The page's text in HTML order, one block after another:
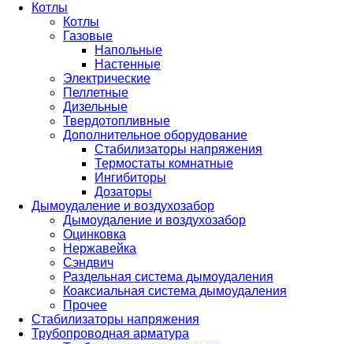
Котлы
Котлы
Газовые
Напольные
Настенные
Электрические
Пеллетные
Дизельные
Твердотопливные
Дополнительное оборудование
Стабилизаторы напряжения
Термостаты комнатные
Ингибиторы
Дозаторы
Дымоудаление и воздухозабор
Дымоудаление и воздухозабор
Оцинковка
Нержавейка
Сэндвич
Раздельная система дымоудаления
Коаксиальная система дымоудаления
Прочее
Стабилизаторы напряжения
Трубопроводная арматура